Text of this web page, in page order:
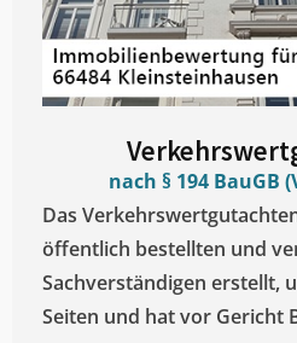
nach § 194 BauGB
Das
öffentlich bestellten und
Sachverständigen erstellt,
Seiten und hat vor Gericht